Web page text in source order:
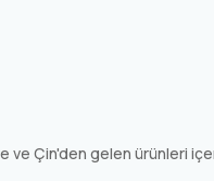
Çin'den gelen ürünleri